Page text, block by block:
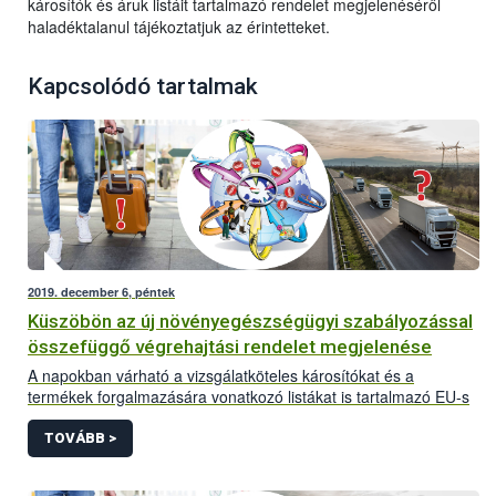
károsítók és áruk listáit tartalmazó rendelet megjelenéséről
haladéktalanul tájékoztatjuk az érintetteket.
Kapcsolódó tartalmak
2019. december 6, péntek
Küszöbön az új növényegészségügyi szabályozással
összefüggő végrehajtási rendelet megjelenése
A napokban várható a vizsgálatköteles károsítókat és a
termékek forgalmazására vonatkozó listákat is tartalmazó EU-s
végrehajtási rendelet megjelenése. A jogszabályban megjelenő
mellékletek az Európai Unió 2019. december 14-től
alkalmazandó növényegészségügyi rendszerének fontos pillérei
TOVÁBB >